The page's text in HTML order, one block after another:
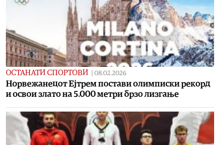
ОСТАНАТИ СПОРТОВИ 08.02.2026
Норвежанецот Ејтрем постави олимписки рекорд
и освои злато на 5.000 метри брзо лизгање